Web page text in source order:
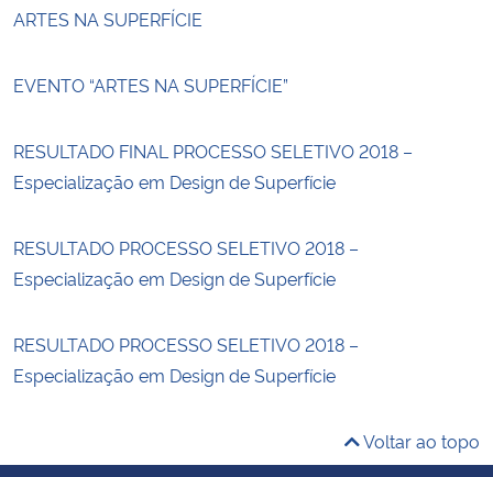
ARTES NA SUPERFÍCIE
EVENTO “ARTES NA SUPERFÍCIE”
RESULTADO FINAL PROCESSO SELETIVO 2018 –
Especialização em Design de Superfície
RESULTADO PROCESSO SELETIVO 2018 –
Especialização em Design de Superfície
RESULTADO PROCESSO SELETIVO 2018 –
Especialização em Design de Superfície
Voltar ao topo